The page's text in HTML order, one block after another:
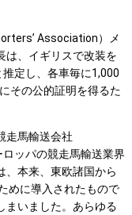
Association）メ
は、イギリスで改装を
定し、各車毎に1,000
その公的証明を得るた
走馬輸送会社
ッパの競走馬輸送業界
、本来、東欧諸国から
めに導入されたもので
まいました。あらゆる